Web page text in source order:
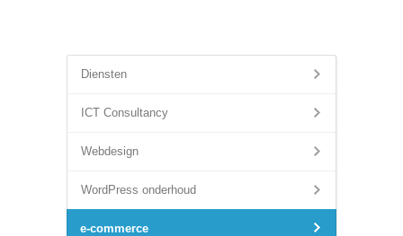
Diensten
ICT Consultancy
Webdesign
WordPress onderhoud
e-commerce